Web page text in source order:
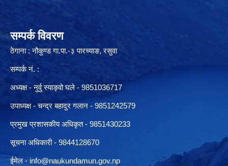
सम्पर्क विवरण
ठेगाना : नौकुण्ड गा.पा.-३ पारच्याङ, रसुवा
सम्पर्क नं. :
अध्यक्ष - नुर्वु स्याङ्वो घले - 9851036717
उपाध्यक्ष - चन्द्र बहादुर गलान - 9851242579
प्रमुख प्रशासकीय अधिकृत - 9851430233
सूचना अधिकारी - 9844128670
ईमेल - info@naukundamun.gov.np